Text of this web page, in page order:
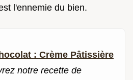
l'ennemie du bien.
: Crème Pâtissière
notre recette de